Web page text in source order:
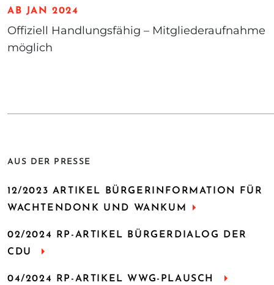
AB JAN 2024
Offiziell Handlungsfähig – Mitgliederaufnahme
möglich
AUS DER PRESSE
12/2023 ARTIKEL BÜRGERINFORMATION FÜR
WACHTENDONK UND WANKUM
02/2024 RP-ARTIKEL BÜRGERDIALOG DER
CDU
04/2024 RP-ARTIKEL WWG-PLAUSCH